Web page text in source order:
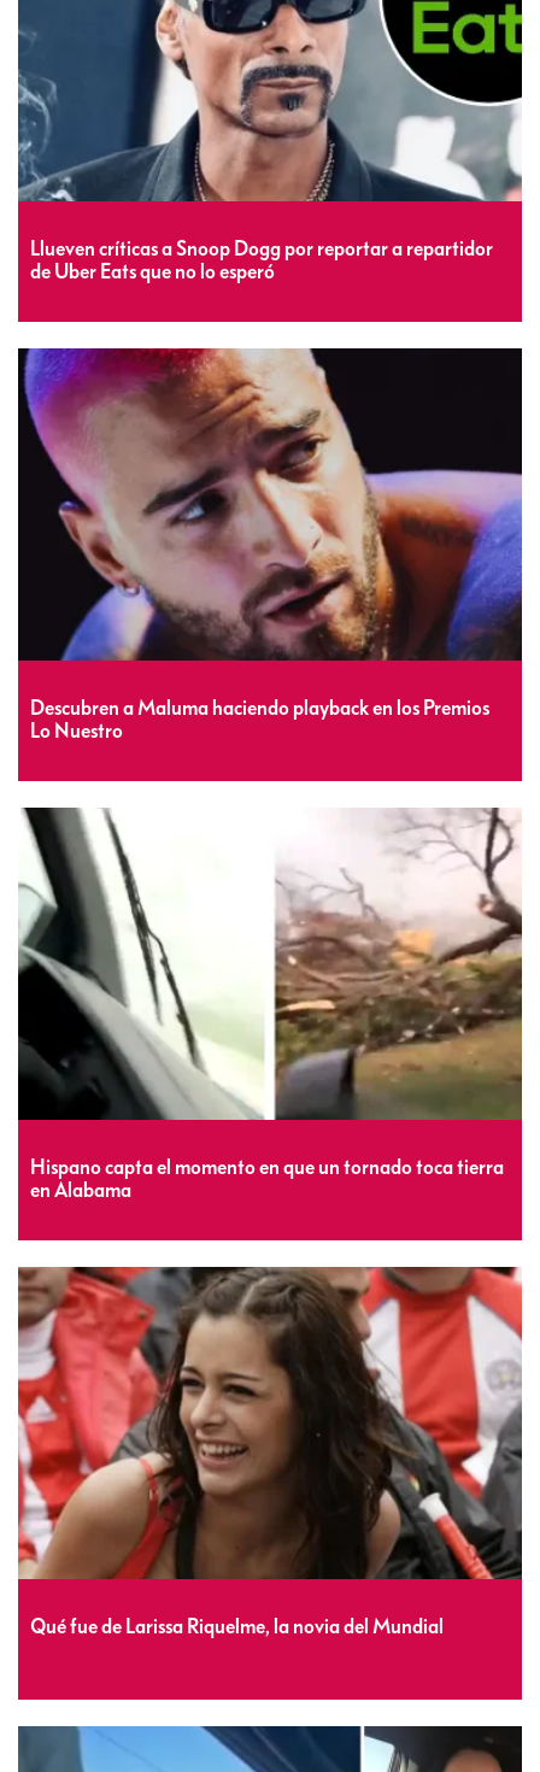
Llueven críticas a Snoop Dogg por reportar a repartidor
de Uber Eats que no lo esperó
Descubren a Maluma haciendo playback en los Premios
Lo Nuestro
Hispano capta el momento en que un tornado toca tierra
en Alabama
Qué fue de Larissa Riquelme, la novia del Mundial